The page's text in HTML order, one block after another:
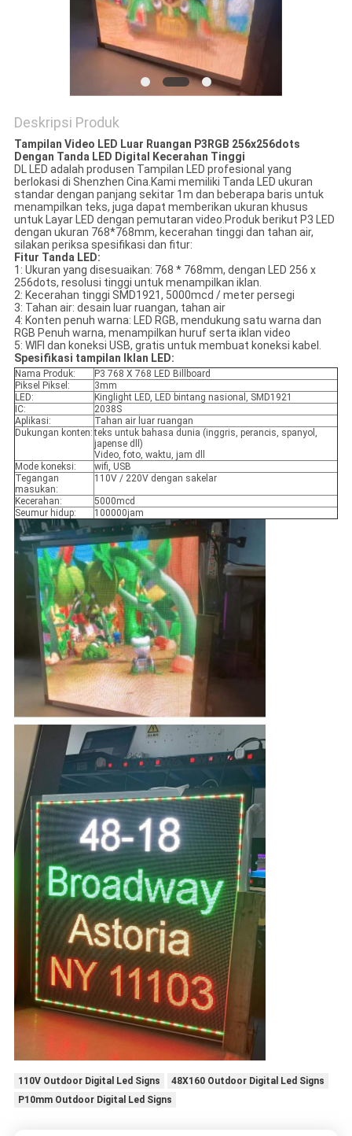
Deskripsi Produk
Tampilan Video LED Luar Ruangan P3RGB 256x256dots
Dengan Tanda LED Digital Kecerahan Tinggi
DL LED adalah produsen Tampilan LED profesional yang
berlokasi di Shenzhen Cina.Kami memiliki Tanda LED ukuran
standar dengan panjang sekitar 1m dan beberapa baris untuk
menampilkan teks, juga dapat memberikan ukuran khusus
untuk Layar LED dengan pemutaran video.Produk berikut P3 LED
dengan ukuran 768*768mm, kecerahan tinggi dan tahan air,
silakan periksa spesifikasi dan fitur:
Fitur Tanda LED:
1: Ukuran yang disesuaikan: 768 * 768mm, dengan LED 256 x
256dots, resolusi tinggi untuk menampilkan iklan.
2: Kecerahan tinggi SMD1921, 5000mcd / meter persegi
3: Tahan air: desain luar ruangan, tahan air
4: Konten penuh warna: LED RGB, mendukung satu warna dan
RGB Penuh warna, menampilkan huruf serta iklan video
5: WIFI dan koneksi USB, gratis untuk membuat koneksi kabel.
Spesifikasi tampilan Iklan LED:
Nama Produk:
P3 768 X 768 LED Billboard
Piksel Piksel:
3mm
LED:
Kinglight LED, LED bintang nasional, SMD1921
IC:
2038S
Aplikasi:
Tahan air luar ruangan
Dukungan konten: teks untuk bahasa dunia (inggris, perancis, spanyol,
japense dll)
Video, foto, waktu, jam dll
Mode koneksi:
wifi, USB
Tegangan
masukan:
110V / 220V dengan sakelar
Kecerahan:
5000mcd
Seumur hidup:
100000jam
110V Outdoor Digital Led Signs
48X160 Outdoor Digital Led Signs
P10mm Outdoor Digital Led Signs